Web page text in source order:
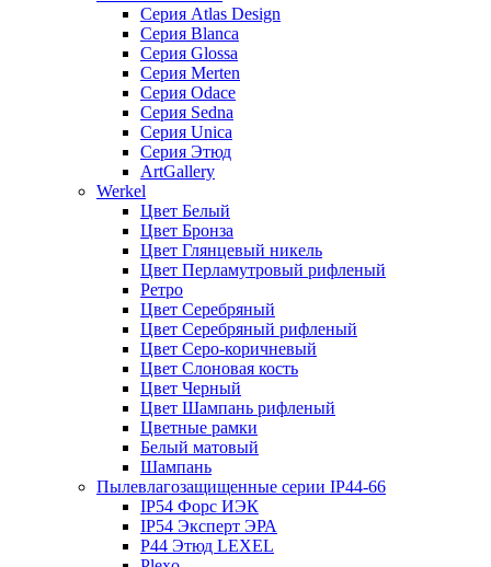
Серия Atlas Design
Серия Blanca
Серия Glossa
Серия Merten
Серия Odace
Серия Sedna
Серия Unica
Серия Этюд
ArtGallery
Werkel
Цвет Белый
Цвет Бронза
Цвет Глянцевый никель
Цвет Перламутровый рифленый
Ретро
Цвет Серебряный
Цвет Серебряный рифленый
Цвет Серо-коричневый
Цвет Слоновая кость
Цвет Черный
Цвет Шампань рифленый
Цветные рамки
Белый матовый
Шампань
Пылевлагозащищенные серии IP44-66
IP54 Форс ИЭК
IP54 Эксперт ЭРА
P44 Этюд LEXEL